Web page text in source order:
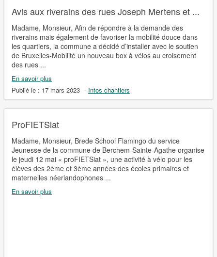
Avis aux riverains des rues Joseph Mertens et ...
Madame, Monsieur, Afin de répondre à la demande des
riverains mais également de favoriser la mobilité douce dans
les quartiers, la commune a décidé d’installer avec le soutien
de Bruxelles-Mobilité un nouveau box à vélos au croisement
des rues ...
En savoir plus
Publié le : 17 mars 2023 - Infos chantiers
ProFIETSiat
Madame, Monsieur, Brede School Flamingo du service
Jeunesse de la commune de Berchem-Sainte-Agathe organise
le jeudi 12 mai « proFIETSiat », une activité à vélo pour les
élèves des 2ème et 3ème années des écoles primaires et
maternelles néerlandophones ...
En savoir plus